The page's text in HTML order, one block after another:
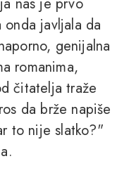
javljala da
genijalna
romanima,
čitatelja traže
da brže napiše
to nije slatko?"